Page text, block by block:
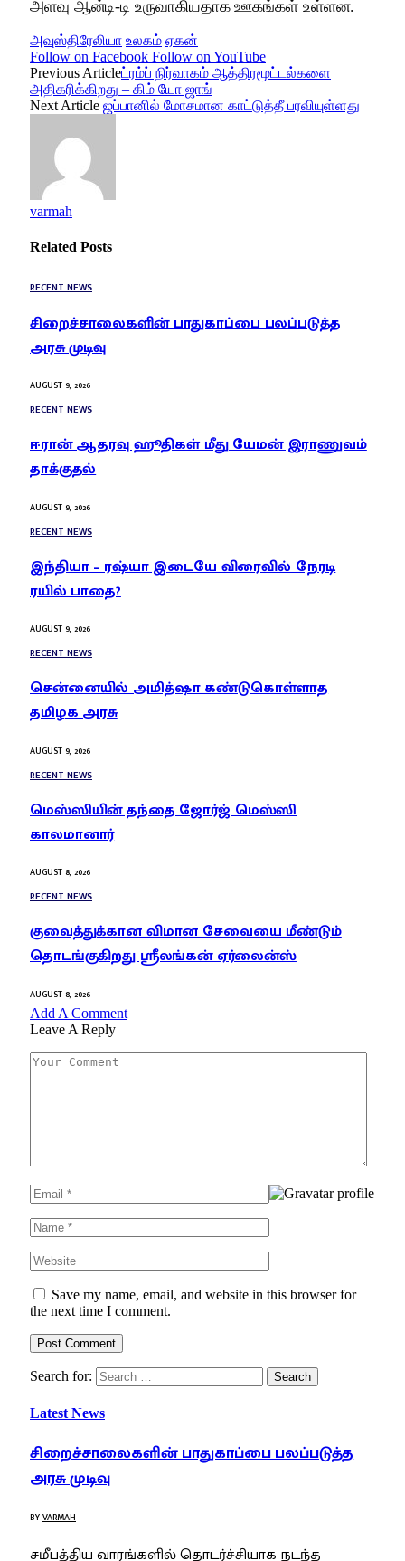
அளவு ஆன்டி-டி உருவாகியதாக ஊகங்கள் உள்ளன.
அவுஸ்திரேலியா உலகம் ஏகன்
Follow on Facebook Follow on YouTube
Previous Articleட்ரம்ப் நிர்வாகம் ஆத்திரமூட்டல்களை
அதிகரிக்கிறது – கிம் யோ ஜாங்
Next Article ஜப்பானில் மோசமான காட்டுத்தீ பரவியுள்ளது
varmah
Related Posts
RECENT NEWS
சிறைச்சாலைகளின் பாதுகாப்பை பலப்படுத்த
அரசு முடிவு
AUGUST 9, 2026
RECENT NEWS
ஈரான் ஆதரவு ஹூதிகள் மீது யேமன் இராணுவம்
தாக்குதல்
AUGUST 9, 2026
RECENT NEWS
இந்தியா – ரஷ்யா இடையே விரைவில் நேரடி
ரயில் பாதை?
AUGUST 9, 2026
RECENT NEWS
சென்னையில் அமித்ஷா கண்டுகொள்ளாத
தமிழக அரசு
AUGUST 9, 2026
RECENT NEWS
மெஸ்ஸியின் தந்தை ஜோர்ஜ் மெஸ்ஸி
காலமானார்
AUGUST 8, 2026
RECENT NEWS
குவைத்துக்கான விமான சேவையை மீண்டும்
தொடங்குகிறது ஸ்ரீலங்கன் ஏர்லைன்ஸ்
AUGUST 8, 2026
Add A Comment
Leave A Reply
Save my name, email, and website in this browser for
the next time I comment.
Search for:
Latest News
சிறைச்சாலைகளின் பாதுகாப்பை பலப்படுத்த
அரசு முடிவு
BYVARMAH
சமீபத்திய வாரங்களில் தொடர்ச்சியாக நடந்த